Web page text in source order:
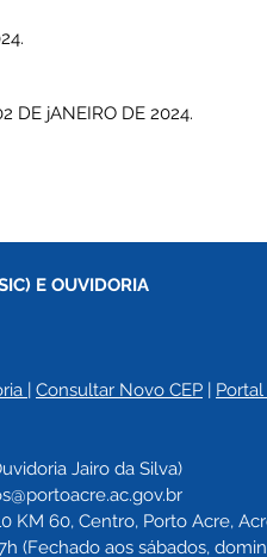
DE jANEIRO DE 2024.
E OUVIDORIA
| Consultar Novo CEP |
Jairo da Silva)
KM 60, Centro, Porto Acre,
(Fechado aos sábados,